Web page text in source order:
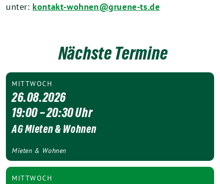
unter: kontakt-wohnen@gruene-ts.de
Nächste Termine
MITTWOCH
26.08.2026
19:00 – 20:30 Uhr
AG Mieten & Wohnen
Mieten & Wohnen
MITTWOCH